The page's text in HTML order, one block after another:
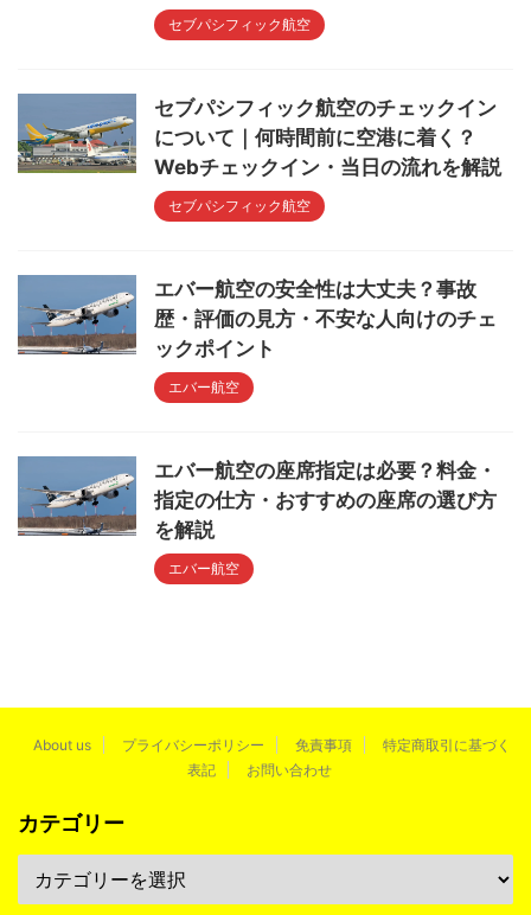
セブパシフィック航空
セブパシフィック航空のチェックイン
について｜何時間前に空港に着く？
Webチェックイン・当日の流れを解説
セブパシフィック航空
エバー航空の安全性は大丈夫？事故
歴・評価の見方・不安な人向けのチェ
ックポイント
エバー航空
エバー航空の座席指定は必要？料金・
指定の仕方・おすすめの座席の選び方
を解説
エバー航空
About us プライバシーポリシー 免責事項
特定商取引に基づく
表記
お問い合わせ
カテゴリー